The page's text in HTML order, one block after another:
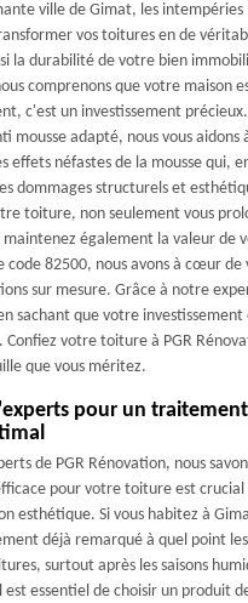
ville de Gimat, les intempéries
vos toitures en de
la durabilité de votre bien
comprenons que votre maison
c'est un investissement
mousse adapté, nous vous aidons
effets néfastes de la mousse qui,
dommages structurels et
toiture, non seulement vous
maintenez également la valeur de
code 82500, nous avons à cœur de
sur mesure. Grâce à notre
sachant que votre
Confiez votre toiture à PGR
que vous méritez.
pour un
de PGR Rénovation, nous
pour votre toiture est crucial
esthétique. Si vous habitez à
déjà remarqué à quel point
surtout après les saisons
est essentiel de choisir un produit